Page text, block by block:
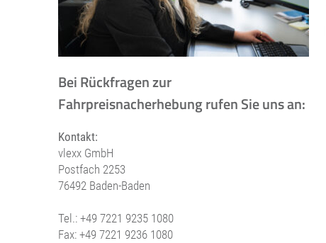
Bei Rückfragen zur
Fahrpreisnacherhebung rufen Sie uns an:
Kontakt:
vlexx GmbH
Postfach 2253
76492 Baden-Baden
Tel.: +49 7221 9235 1080
Fax: +49 7221 9236 1080